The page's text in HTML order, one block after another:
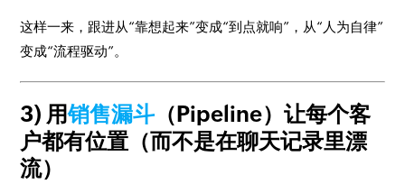
这样一来，跟进从“靠想起来”变成“到点就响”，从“人为自律”
变成“流程驱动”。
3) 用销售漏斗（Pipeline）让每个客
户都有位置（而不是在聊天记录里漂
流）